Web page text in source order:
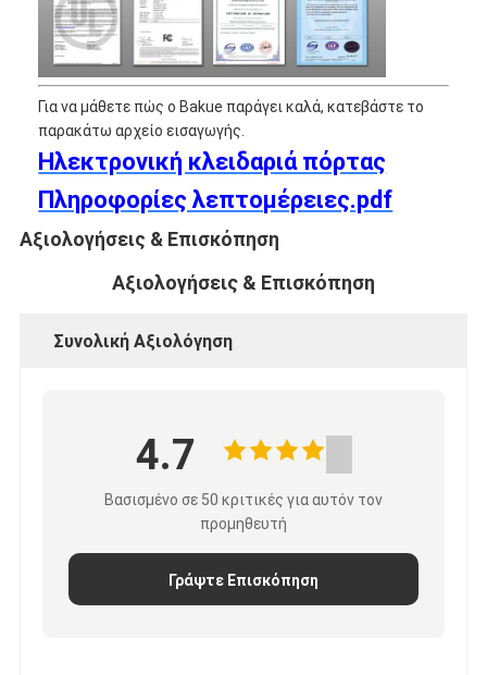
Έξυπνη κλειδαριά πορτών
Κλειδωτήρας πόρτας αποθήκη
Βοηθητικό υλικό πορτών
Κουμπιά πόρτας κυλίνδρων
Τρυβώδεις κλειδαριές
Έξυπνη κλειδαριά ντουλαπιού
Έξυπνη βρύση νερού
Πίνακες ντους για μπάνιο
Αξεσουάρ μπάνιου
Κρατητήρια και κουμπιά για έπιπλα
Για να μάθετε πώς ο Bakue παράγει καλά, κατεβάστε το
παρακάτω αρχείο εισαγωγής.
Ηλεκτρονική κλειδαριά πόρτας
Πληροφορίες λεπτομέρειες.pdf
Αξιολογήσεις & Επισκόπηση
Αξιολογήσεις & Επισκόπηση
Συνολική Αξιολόγηση
4.7
Βασισμένο σε 50 κριτικές για αυτόν τον
προμηθευτή
Γράψτε Επισκόπηση